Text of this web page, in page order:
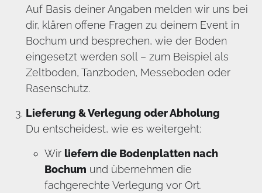
Auf Basis deiner Angaben melden wir uns bei
dir, klären offene Fragen zu deinem Event in
Bochum und besprechen, wie der Boden
eingesetzt werden soll – zum Beispiel als
Zeltboden, Tanzboden, Messeboden oder
Rasenschutz.
Lieferung & Verlegung oder Abholung
Du entscheidest, wie es weitergeht:
Wir liefern die Bodenplatten nach
Bochum und übernehmen die
fachgerechte Verlegung vor Ort.